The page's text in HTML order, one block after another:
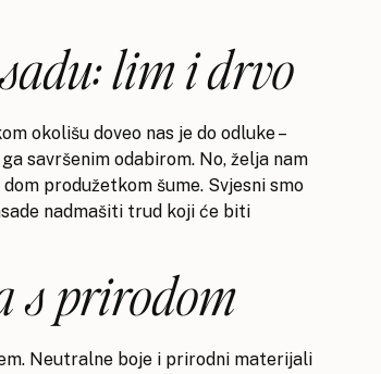
lim i drvo
okolišu doveo nas je do odluke –
savršenim odabirom. No, želja nam
produžetkom šume. Svjesni smo
nadmašiti trud koji će biti
s prirodom
Neutralne boje i prirodni materijali